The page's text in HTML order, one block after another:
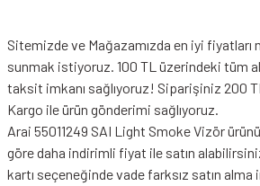
Sitemizde ve Mağazamızda en iyi
sunmak istiyoruz. 100 TL üzerindeki tüm
taksit imkanı sağlıyoruz! Siparişiniz 200
Kargo ile ürün gönderimi sağlıyoruz.
Arai 55011249 SAI Light Smoke Vizör
göre daha indirimli fiyat ile satın
kartı seçeneğinde vade farksız satın alma